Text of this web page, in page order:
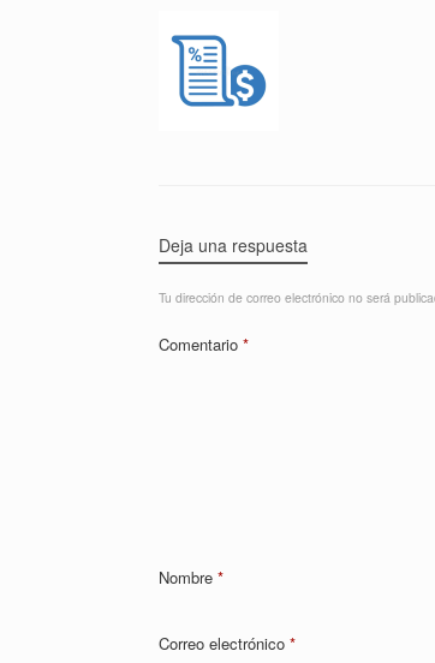
Deja una respuesta
Tu dirección de correo electrónico no será
Comentario *
Nombre *
Correo electrónico *